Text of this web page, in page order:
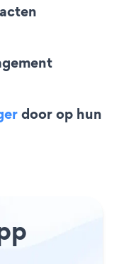
door op hun